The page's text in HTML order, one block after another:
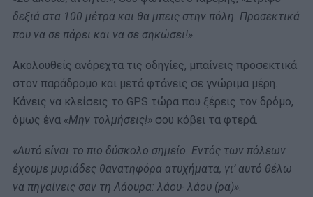
δεξιά στα 100 μέτρα και θα μπεις στην πόλη. Προσεκτικά
που να σε πάρει και να σε σηκώσει!».
Ακολουθείς ανόρεχτα τις οδηγίες, μπαίνεις προσεκτικά
στον παράδρομο και μετά φτάνεις σε γνώριμα μέρη.
Κάνεις να κλείσεις το GPS τώρα που ξέρεις τον δρόμο,
όμως ένα «Μην τολμήσεις!» σου κόβει τα φτερά.
«Αυτό είναι το πιο δύσκολο σημείο. Εντός των πόλεων
έχουμε μυριάδες θανατηφόρα ατυχήματα, γι’ αυτό θέλω
να πηγαίνεις σαν τη Λάουρα: λάου- λάου (ρα)».